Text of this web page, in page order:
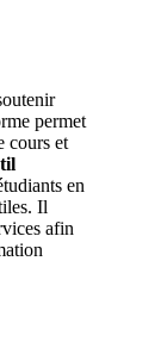
permet
cours et
en
Il
afin